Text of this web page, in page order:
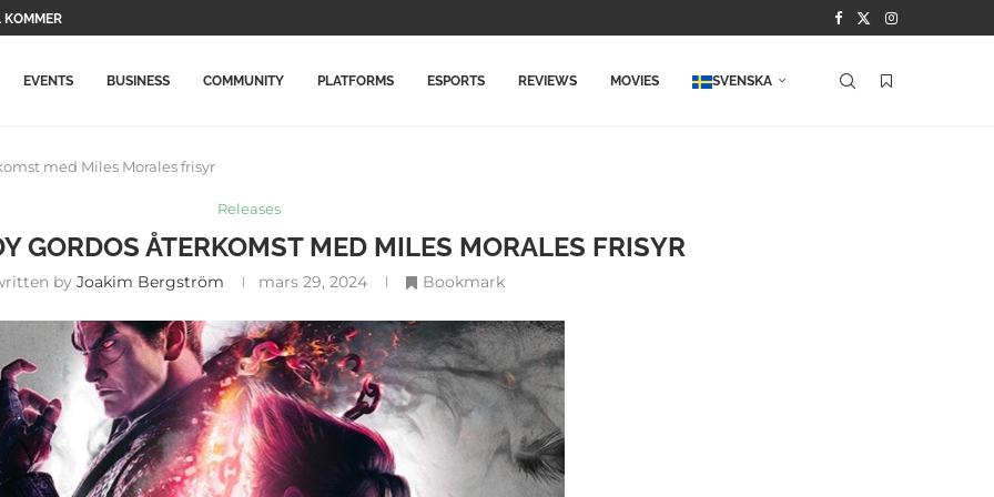
SPELET EFTER TVÅ...
EVENTS BUSINESS COMMUNITY PLATFORMS ESPORTS REVIEWS MOVIES SVENSKA
med Miles Morales frisyr
Releases
GORDOS ÅTERKOMST MED MILES MORALES FRISYR
by Joakim Bergström mars 29, 2024 Bookmark